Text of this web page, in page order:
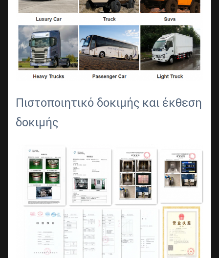
Πιστοποιητικό δοκιμής και έκθεση
δοκιμής